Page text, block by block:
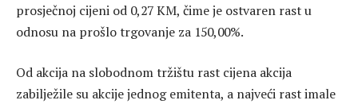
prosječnoj cijeni od 0,27 KM, čime je ostvaren rast u
odnosu na prošlo trgovanje za 150,00%.
Od akcija na slobodnom tržištu rast cijena akcija
zabilježile su akcije jednog emitenta, a najveći rast imale